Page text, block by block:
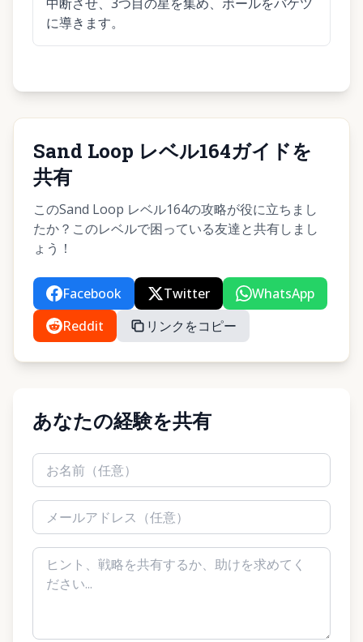
に導きます。
Sand Loop レベル164ガイドを
共有
このSand Loop レベル164の攻略が役に立ちまし
たか？このレベルで困っている友達と共有しまし
ょう！
Facebook Twitter
WhatsApp
Reddit
リンクをコピー
あなたの経験を共有